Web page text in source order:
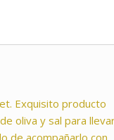
Exquisito producto
oliva y sal para